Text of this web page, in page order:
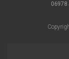
06978